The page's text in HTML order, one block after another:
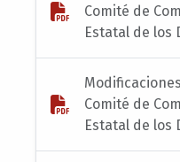
Comité de
Estatal de los
Comité de
Estatal de los